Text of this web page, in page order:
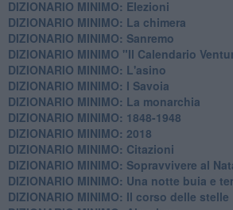
DIZIONARIO MINIMO: Elezioni
DIZIONARIO MINIMO: La chimera
DIZIONARIO MINIMO: Sanremo
DIZIONARIO MINIMO "Il Calendario
DIZIONARIO MINIMO: L'asino
DIZIONARIO MINIMO: I Savoia
DIZIONARIO MINIMO: La monarchia
DIZIONARIO MINIMO: 1848-1948
DIZIONARIO MINIMO: 2018
DIZIONARIO MINIMO: Citazioni
DIZIONARIO MINIMO: ​Sopravvivere al
DIZIONARIO MINIMO: ​Una notte buia e
DIZIONARIO MINIMO: Il corso delle stelle